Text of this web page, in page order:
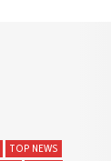
TOP NEWS